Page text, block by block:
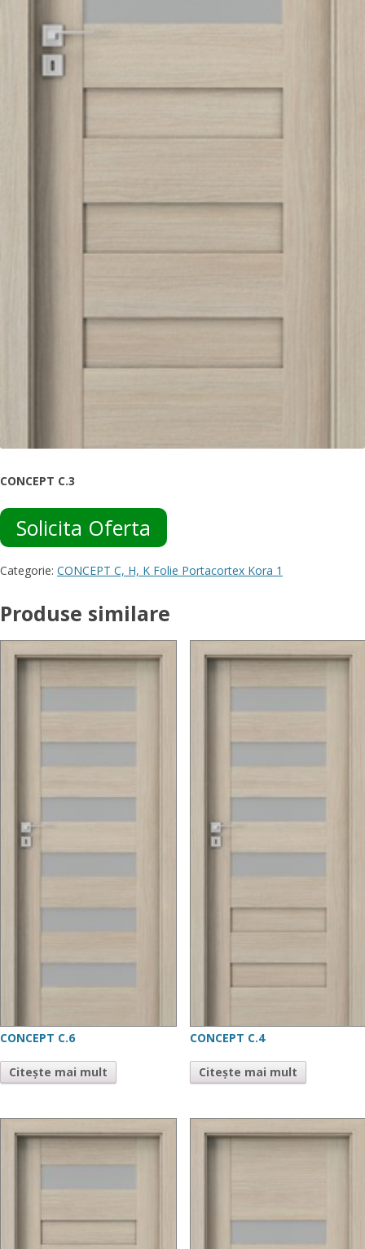
CONCEPT C.3
Solicita Oferta
Categorie: CONCEPT C, H, K Folie Portacortex Kora 1
Produse similare
CONCEPT C.6
Citește mai mult
CONCEPT C.4
Citește mai mult